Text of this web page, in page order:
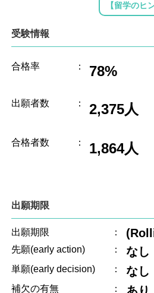
【留学のヒ
受験情報
合格率 ： 78%
出願者数 ： 2,375人
合格者数 ： 1,864人
出願期限
出願期限 ：
先願(early action) ： なし
単願(early decision) ： なし
補欠の有無 ：